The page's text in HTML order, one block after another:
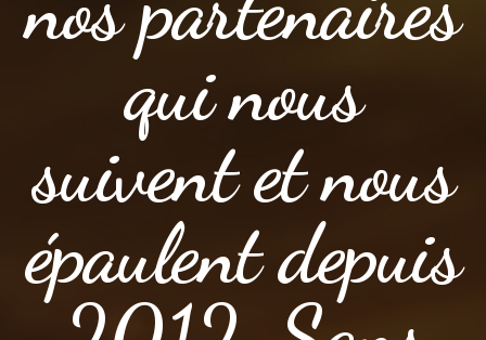
qui nous
suivent et nous
épaulent depuis